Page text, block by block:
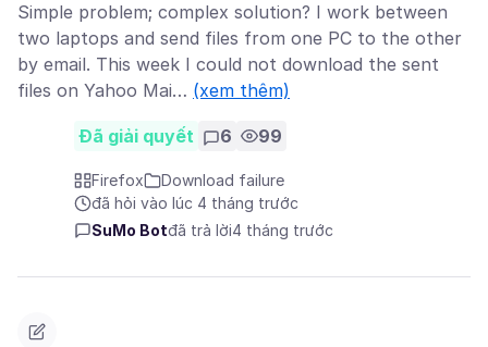
Simple problem; complex solution? I work between
two laptops and send files from one PC to the other
by email. This week I could not download the sent
files on Yahoo Mai… (xem thêm)
Đã giải quyết 6 99
Firefox
Download failure
đã hỏi vào lúc 4 tháng trước
SuMo Botđã trả lời4 tháng trước